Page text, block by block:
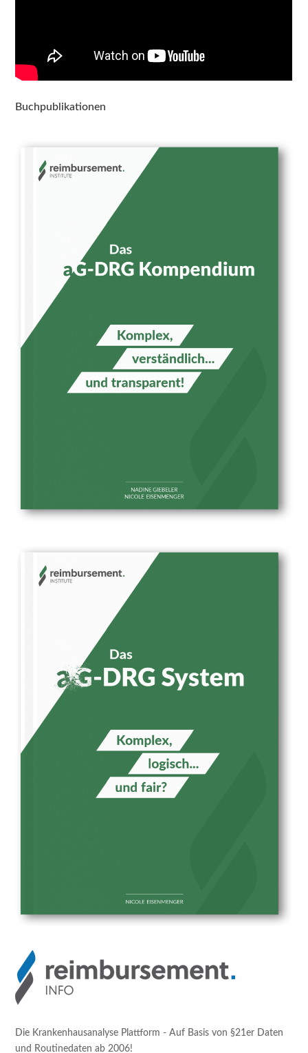
Buchpublikationen
Die Krankenhausanalyse Plattform - Auf Basis von §21er Daten
und Routinedaten ab 2006!